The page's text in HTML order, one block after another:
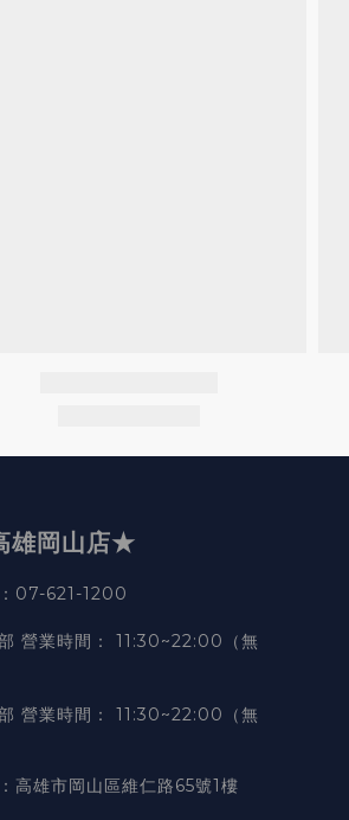
雄岡山店★
07-621-1200
營業時間 ：
11:30~22:00（無
營業時間 ：
11:30~22:00（無
： 高雄市岡山區維仁路65號1樓